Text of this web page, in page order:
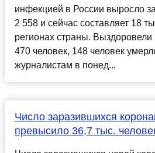
инфекцией в России выросло
2 558 и сейчас составляет 18
регионах страны.
470 человек, 148 человек
журналистам в понед...
Число заразившихся
превысило 36,7 тыс.